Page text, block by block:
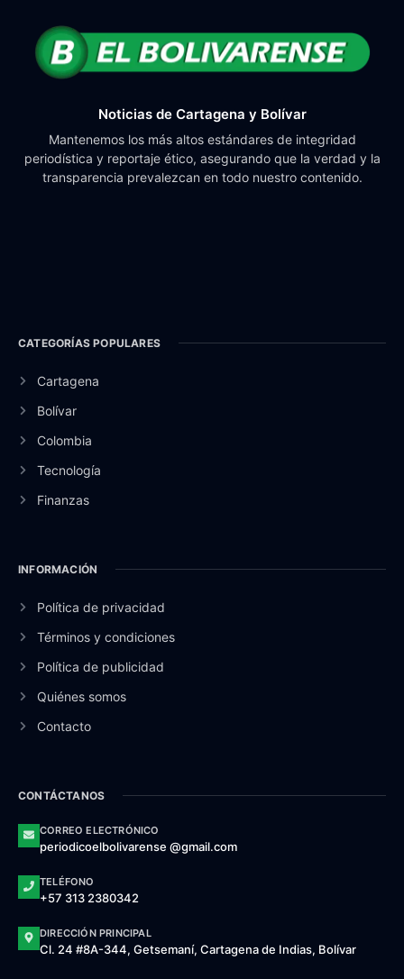
Noticias de Cartagena y Bolívar
Mantenemos los más altos estándares de integridad
periodística y reportaje ético, asegurando que la verdad y la
transparencia prevalezcan en todo nuestro contenido.
CATEGORÍAS POPULARES
Cartagena
Bolívar
Colombia
Tecnología
Finanzas
INFORMACIÓN
Política de privacidad
Términos y condiciones
Política de publicidad
Quiénes somos
Contacto
CONTÁCTANOS
CORREO ELECTRÓNICO
periodicoelbolivarense @gmail.com
TELÉFONO
+57 313 2380342
DIRECCIÓN PRINCIPAL
Cl. 24 #8A-344, Getsemaní, Cartagena de Indias, Bolívar